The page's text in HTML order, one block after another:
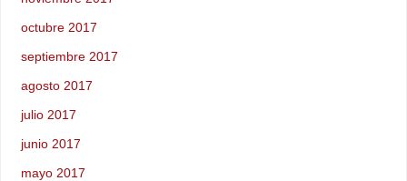
octubre 2017
septiembre 2017
agosto 2017
julio 2017
junio 2017
mayo 2017